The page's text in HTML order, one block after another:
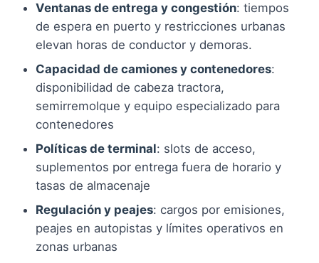
Ventanas de entrega y congestión: tiempos
de espera en puerto y restricciones urbanas
elevan horas de conductor y demoras.
Capacidad de camiones y contenedores:
disponibilidad de cabeza tractora,
semirremolque y equipo especializado para
contenedores
Políticas de terminal: slots de acceso,
suplementos por entrega fuera de horario y
tasas de almacenaje
Regulación y peajes: cargos por emisiones,
peajes en autopistas y límites operativos en
zonas urbanas